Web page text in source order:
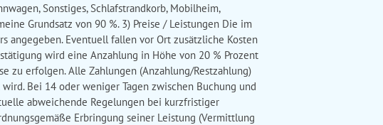
Sonstiges, Schlafstrandkorb, Mobilheim,
Grundsatz von 90 %. 3) Preise / Leistungen Die im
angegeben. Eventuell fallen vor Ort zusätzliche Kosten
wird eine Anzahlung in Höhe von 20 % Prozent
zu erfolgen. Alle Zahlungen (Anzahlung/Restzahlung)
Bei 14 oder weniger Tagen zwischen Buchung und
abweichende Regelungen bei kurzfristiger
Erbringung seiner Leistung (Vermittlung